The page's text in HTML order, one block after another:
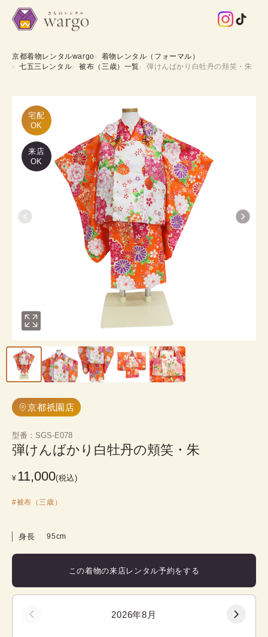
京都着物レンタルwargo
着物レンタル（フォーマル）
七五三レンタル
被布（三歳）一覧 弾けんばかり白牡丹の頬笑・朱
宅配
OK
来店
OK
京都祇園店
型番 ： SGS-E078
弾けんばかり白牡丹の頬笑・朱
¥ 11,000(税込)
#被布（三歳）
身長 95cm
この着物の来店レンタル予約をする
2026年8月